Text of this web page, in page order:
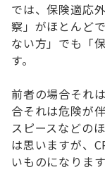
では、保険適応
察」がほとんど
ない方」でも「
す。
前者の場合それ
合それは危険が
スピースなどの
は思いますが、
いものになります